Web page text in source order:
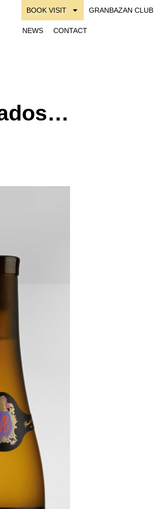
BOOK VISIT GRANBAZAN CLUB
NEWS CONTACT